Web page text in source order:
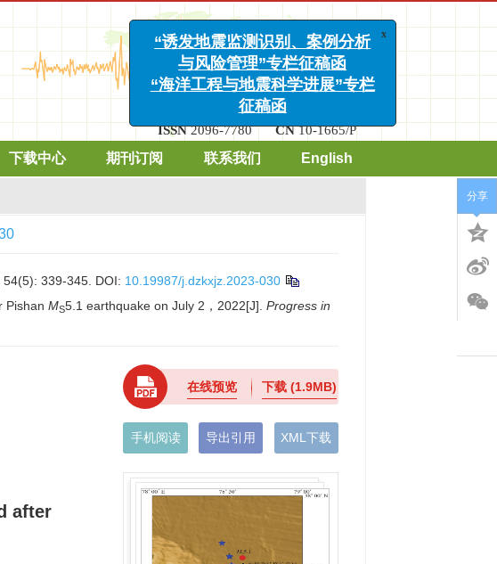
ISSN2096-7780 CN10-1665/P
下载中心 期刊订阅 联系我们 English
339-345. DOI: 10.19987/j.dzkxjz.2023-030
Pishan MS5.1 earthquake on July 2，2022[J]. Progress in
after
在线预览 下载(1.9MB)
手机阅读 导出引用 XML下载
分享
x
“诱发地震监测识别、案例分析
与风险管理”专栏征稿函
“海洋工程与地震科学进展”专栏